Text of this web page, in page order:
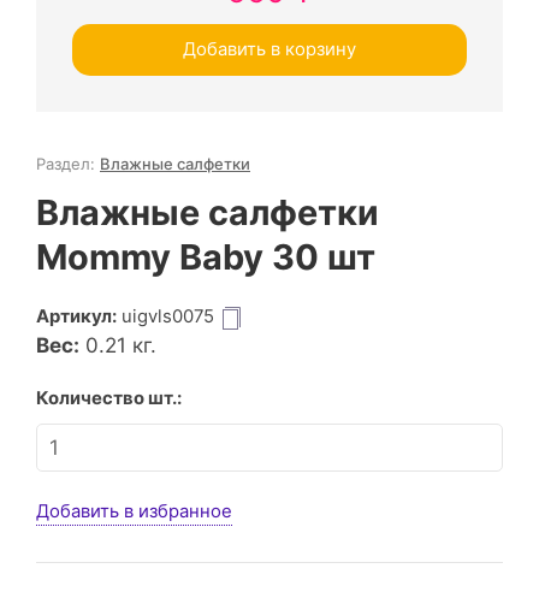
Добавить в корзину
Раздел: Влажные салфетки
Влажные салфетки
Mommy Baby 30 шт
Артикул: uigvls0075
Вес: 0.21 кг.
Количество шт.:
Добавить в избранное